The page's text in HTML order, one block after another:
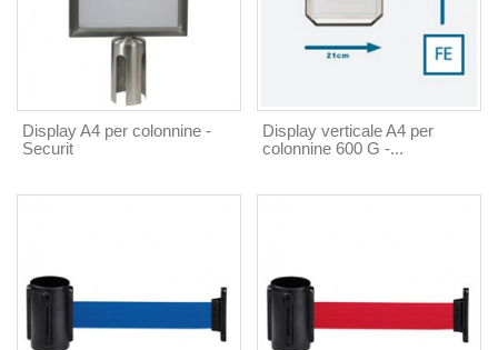
Display A4 per colonnine -
Securit
Display verticale A4 per
colonnine 600 G -...